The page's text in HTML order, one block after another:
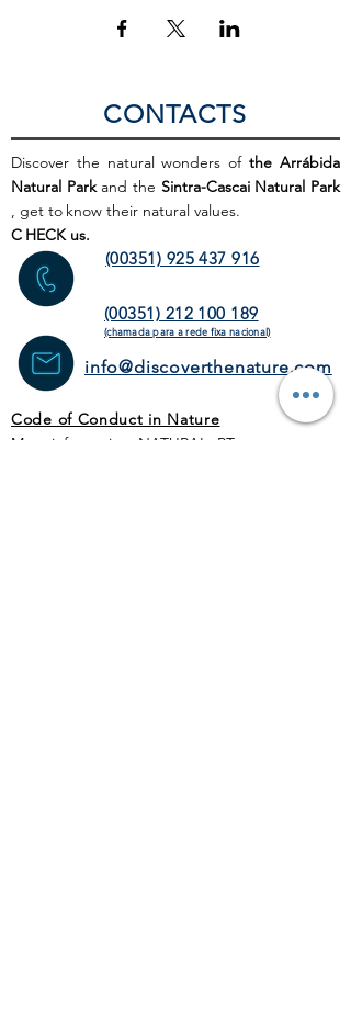
CONTACTS
Discover the natural wonders ofthe Arrábida
Natural Parkand the Sintra-Cascai Natural Park
, get to know their natural values.
C HECK us.
(00351) 925 437 916
(00351) 212 100 189
(chamada para a rede fixa nacional)
info@discoverthenature.com
Code of Conduct in Nature
More information:
NATURAL .PT